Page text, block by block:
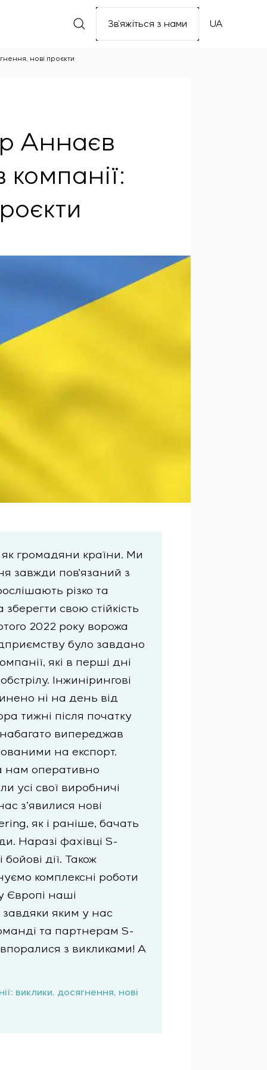
Зв’яжіться з нами UA
нові проєкти
Аннаєв
як громадяни країни. Ми
завжди пов’язаний з
різко та
свою стійкість
2022 року ворожа
було завдано
які в перші дні
Інжинірингові
ні на день від
тижні після початку
випереджав
на експорт.
нам оперативно
усі свої виробничі
з’явилися нові
як і раніше, бачать
Наразі фахівці S-
дії. Також
комплексні роботи
Європі наші
яким у нас
та партнерам S-
з викликами! А
виклики, досягнення, нові